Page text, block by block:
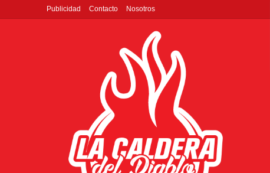
Publicidad Contacto Nosotros